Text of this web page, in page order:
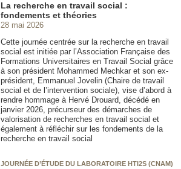
La recherche en travail social :
fondements et théories
28 mai 2026
Cette journée centrée sur la recherche en travail
social est initiée par l’Association Française des
Formations Universitaires en Travail Social grâce
à son président Mohammed Mechkar et son ex-
président, Emmanuel Jovelin (Chaire de travail
social et de l’intervention sociale), vise d’abord à
rendre hommage à Hervé Drouard, décédé en
janvier 2026, précurseur des démarches de
valorisation de recherches en travail social et
également à réfléchir sur les fondements de la
recherche en travail social
JOURNÉE D’ÉTUDE DU LABORATOIRE HTI2S (CNAM)